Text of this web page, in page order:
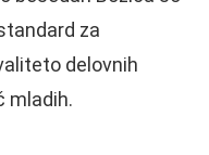
za
delovnih
mladih.